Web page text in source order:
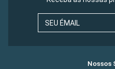
SEU ÉMAIL
Nossos